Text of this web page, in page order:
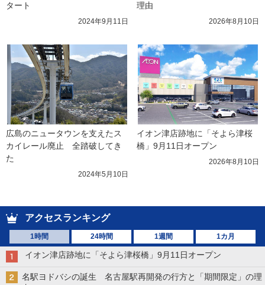
タート
2024年9月11日
理由
2026年8月10日
広島のニュータウンを支えたス
カイレール廃止　全踏破してき
た
2024年5月10日
イオン津店跡地に「そよら津桜
橋」9月11日オープン
2026年8月10日
アクセスランキング
1時間 24時間 1週間 1カ月
イオン津店跡地に「そよら津桜橋」9月11日オープン
名駅ヨドバシの誕生 名古屋駅再開発の行方と「期間限定」の理